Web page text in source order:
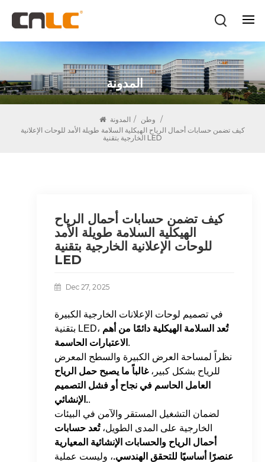
المدونة
وطن / المدونة
/
كيف تضمن حسابات أحمال الرياح الهيكلية السلامة طويلة الأمد للوحات الإعلانية
الخارجية بتقنية LED
كيف تضمن حسابات أحمال الرياح
الهيكلية السلامة طويلة الأمد
للوحات الإعلانية الخارجية بتقنية
LED
Dec 27, 2025
في تصميم لوحات الإعلانات الخارجية الكبيرة
بتقنية LED، تُعد السلامة الهيكلية دائمًا من أهم
الاعتبارات الحاسمة .
نظراً لمساحة العرض الكبيرة والسطح المعرض
للرياح بشكل كبير،غالباً ما يصبح حمل الرياح
العامل الحاسم في نجاح أو فشل التصميم
الإنشائي..
لضمان التشغيل المستقر والآمن في البيئات
الخارجية على المدى الطويل،تُعد حسابات
أحمال الرياح والحسابات الإنشائية المعيارية
عنصرًا أساسيًا للتحقق الهندسي.، وليست عملية